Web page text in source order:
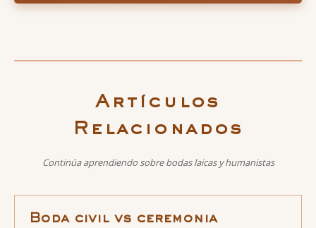
Artículos
Relacionados
Continúa aprendiendo sobre bodas laicas y humanistas
Boda civil vs ceremonia